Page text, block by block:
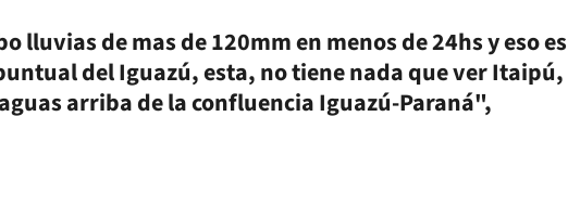
lluvias de mas de 120mm en menos de 24hs y eso es
del Iguazú, esta, no tiene nada que ver Itaipú,
arriba de la confluencia Iguazú-Paraná",